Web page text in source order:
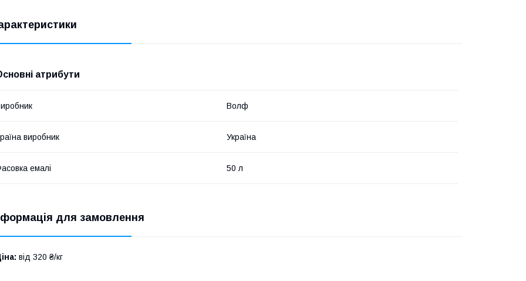
атрибути
Волф
виробник Україна
емалі 50 л
для замовлення
від 320 ₴/кг